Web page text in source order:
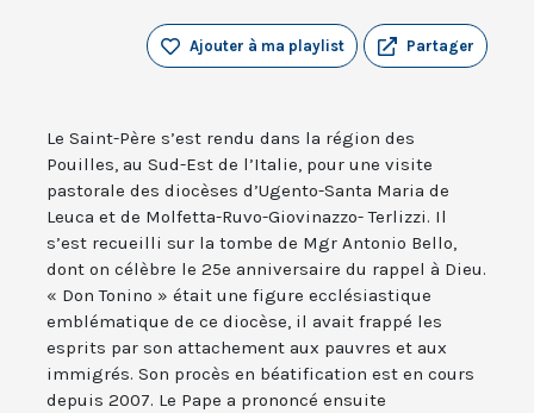
Partager
Ajouter à ma playlist
Le Saint-Père s’est rendu dans la région des
Pouilles, au Sud-Est de l’Italie, pour une visite
pastorale des diocèses d’Ugento-Santa Maria de
Leuca et de Molfetta-Ruvo-Giovinazzo- Terlizzi. Il
s’est recueilli sur la tombe de Mgr Antonio Bello,
dont on célèbre le 25e anniversaire du rappel à Dieu.
« Don Tonino » était une figure ecclésiastique
emblématique de ce diocèse, il avait frappé les
esprits par son attachement aux pauvres et aux
immigrés. Son procès en béatification est en cours
depuis 2007. Le Pape a prononcé ensuite